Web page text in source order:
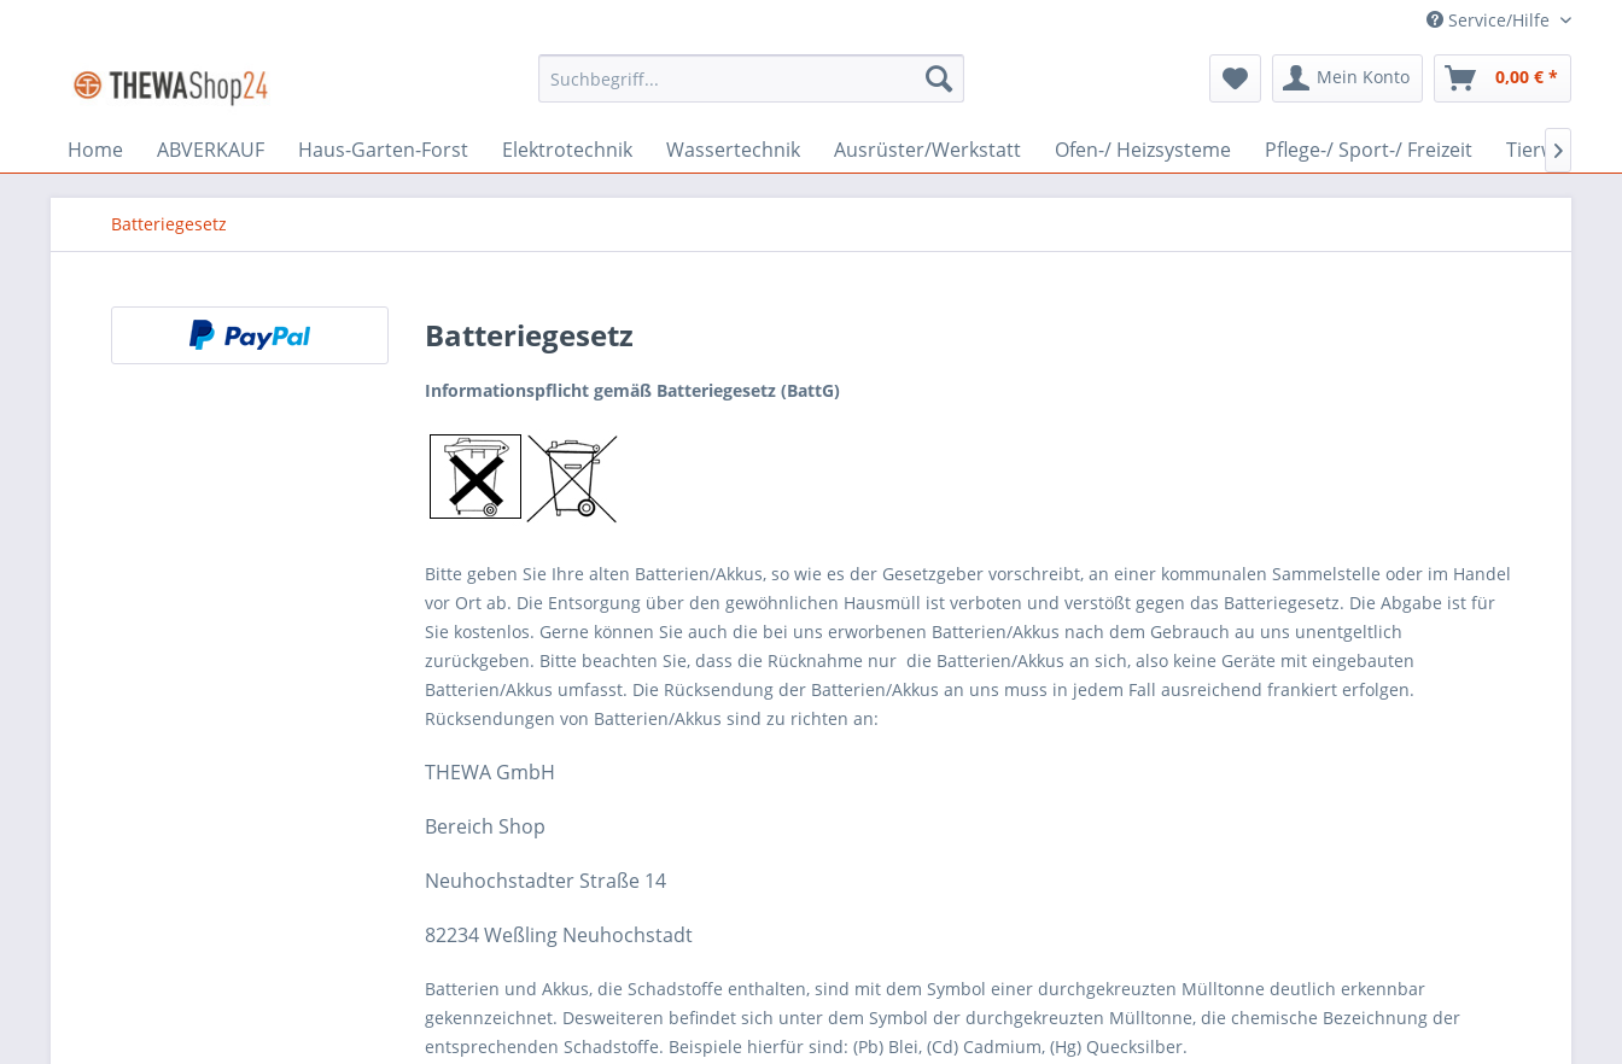
Service/Hilfe
Mein Konto 0,00 € *
Home ABVERKAUF Haus-Garten-Forst Elektrotechnik Wassertechnik Ausrüster/Werkstatt Ofen-/ Heizsysteme Pflege-/ Sport-/ Freizeit Tierwelt

Batteriegesetz
Batteriegesetz
Informationspflicht gemäß Batteriegesetz (BattG)
Bitte geben Sie Ihre alten Batterien/Akkus, so wie es der Gesetzgeber vorschreibt, an einer kommunalen Sammelstelle oder im Handel
vor Ort ab. Die Entsorgung über den gewöhnlichen Hausmüll ist verboten und verstößt gegen das Batteriegesetz. Die Abgabe ist für
Sie kostenlos. Gerne können Sie auch die bei uns erworbenen Batterien/Akkus nach dem Gebrauch au uns unentgeltlich
zurückgeben. Bitte beachten Sie, dass die Rücknahme nur die Batterien/Akkus an sich, also keine Geräte mit eingebauten
Batterien/Akkus umfasst. Die Rücksendung der Batterien/Akkus an uns muss in jedem Fall ausreichend frankiert erfolgen.
Rücksendungen von Batterien/Akkus sind zu richten an:
THEWA GmbH
Bereich Shop
Neuhochstadter Straße 14
82234 Weßling Neuhochstadt
Batterien und Akkus, die Schadstoffe enthalten, sind mit dem Symbol einer durchgekreuzten Mülltonne deutlich erkennbar
gekennzeichnet. Desweiteren befindet sich unter dem Symbol der durchgekreuzten Mülltonne, die chemische Bezeichnung der
entsprechenden Schadstoffe. Beispiele hierfür sind: (Pb) Blei, (Cd) Cadmium, (Hg) Quecksilber.